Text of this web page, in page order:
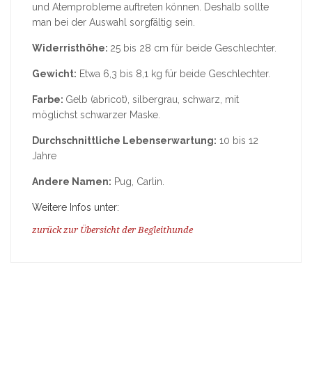
und Atemprobleme auftreten können. Deshalb sollte
man bei der Auswahl sorgfältig sein.
Widerristhöhe: 25 bis 28 cm für beide Geschlechter.
Gewicht: Etwa 6,3 bis 8,1 kg für beide Geschlechter.
Farbe: Gelb (abricot), silbergrau, schwarz, mit
möglichst schwarzer Maske.
Durchschnittliche Lebenserwartung: 10 bis 12
Jahre
Andere Namen: Pug, Carlin.
Weitere Infos unter:
zurück zur Übersicht der Begleithunde